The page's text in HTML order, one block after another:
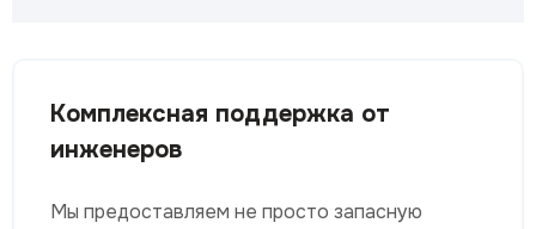
Комплексная поддержка от
инженеров
Мы предоставляем не просто запасную